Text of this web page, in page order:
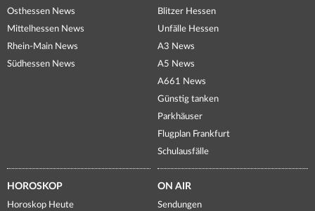
Osthessen News
Mittelhessen News
Rhein-Main News
Südhessen News
Blitzer Hessen
Unfälle Hessen
A3 News
A5 News
A661 News
Günstig tanken
Parkhäuser
Flugplan Frankfurt
Schulausfälle
HOROSKOP
Horoskop Heute
ON AIR
Sendungen